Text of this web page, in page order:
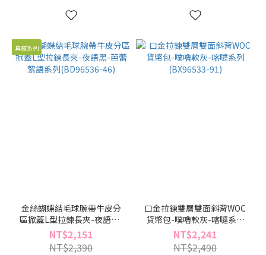
真皮系列
金絲蝴蝶結毛球腕帶牛皮分
區掀蓋L型拉鍊長夾-夜語黑-
芭蕾絮語系列(BD96536-46)
NT$2,151
NT$2,390
口金拉鍊雙層雙面斜背WOC
貨幣包-噗嚕軟灰-喀噠系列
(BX96533-91)
NT$2,241
NT$2,490